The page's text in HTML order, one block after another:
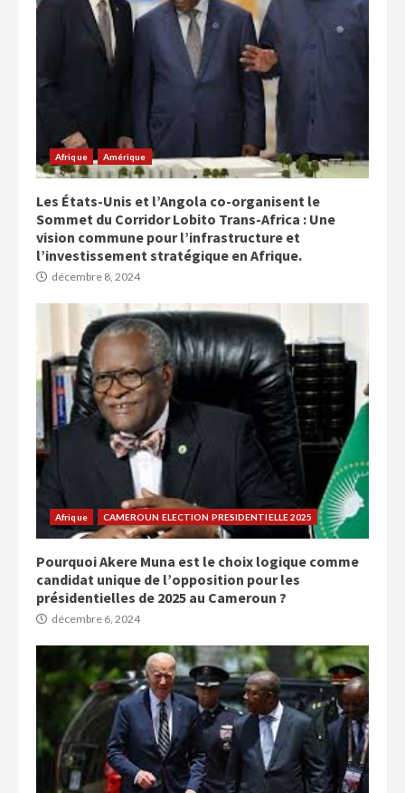
Afrique Amérique
Les États-Unis et l’Angola co-organisent le
Sommet du Corridor Lobito Trans-Africa : Une
vision commune pour l’infrastructure et
l’investissement stratégique en Afrique.
décembre 8, 2024
Afrique CAMEROUN ELECTION PRESIDENTIELLE 2025
Pourquoi Akere Muna est le choix logique comme
candidat unique de l’opposition pour les
présidentielles de 2025 au Cameroun ?
décembre 6, 2024